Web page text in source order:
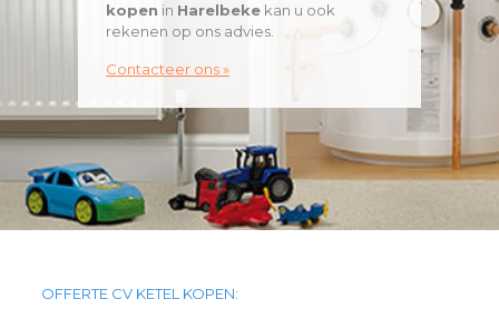
kopen in Harelbeke kan u ook
rekenen op ons advies.
Contacteer ons »
OFFERTE CV KETEL KOPEN: